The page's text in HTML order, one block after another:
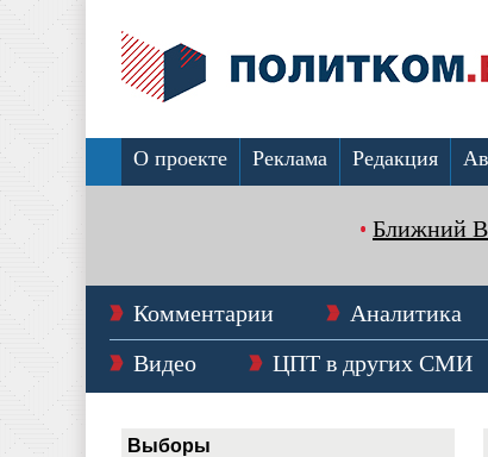
О проекте Реклама Редакция
Ближний
Комментарии Аналитика
Видео
ЦПТ в других СМИ
Выборы